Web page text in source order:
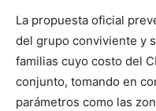
La propuesta oficial
del grupo conviviente y
familias cuyo costo del
conjunto, tomando en
parámetros como las